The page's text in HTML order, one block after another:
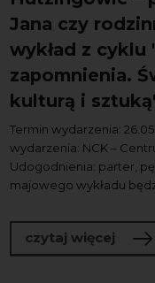
Jana czy
wykład z cyklu
zapomnienia.
kulturą i
Termin wydarzenia:
wydarzenia: NCK –
Udogodnienia: parter,
majowego wykładu
czytaj więcej o